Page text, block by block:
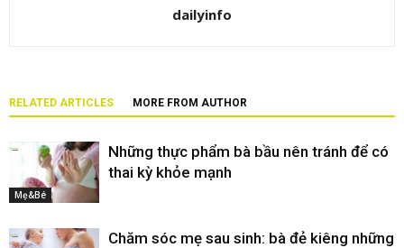
dailyinfo
RELATED ARTICLES MORE FROM AUTHOR
Mẹ&Bé
Những thực phẩm bà bầu nên tránh để có
thai kỳ khỏe mạnh
Chăm sóc mẹ sau sinh: bà đẻ kiêng những